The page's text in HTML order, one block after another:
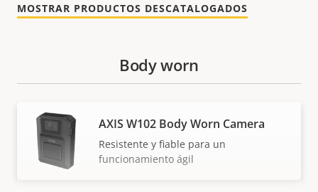
MOSTRAR PRODUCTOS DESCATALOGADOS
Body worn
AXIS W102 Body Worn Camera
Resistente y fiable para un
funcionamiento ágil